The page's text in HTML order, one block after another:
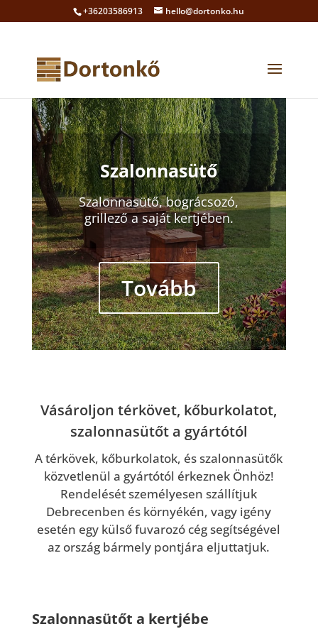
+36203586913 hello@dortonko.hu
Szalonnasütő
Szalonnasütő, bográcsozó,
grillező a saját kertjében.
Tovább
Vásároljon térkövet, kőburkolatot,
szalonnasütőt a gyártótól
A térkövek, kőburkolatok, és szalonnasütők
közvetlenül a gyártótól érkeznek Önhöz!
Rendelését személyesen szállítjuk
Debrecenben és környékén, vagy igény
esetén egy külső fuvarozó cég segítségével
az ország bármely pontjára eljuttatjuk.
Szalonnasütőt a kertjébe